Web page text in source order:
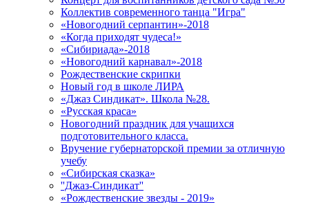
Коллектив современного танца "Игра"
«Новогодний серпантин»-2018
«Когда приходят чудеса!»
«Сибириада»-2018
«Новогодний карнавал»-2018
Рождественские скрипки
Новый год в школе ЛИРА
«Джаз Синдикат». Школа №28.
«Русская краса»
Новогодний праздник для учащихся
подготовительного класса.
Вручение губернаторской премии за отличную
учебу
«Сибирская сказка»
''Джаз-Синдикат''
«Рождественские звезды - 2019»